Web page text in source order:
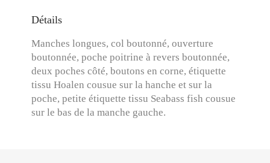
Détails
Manches longues, col boutonné, ouverture
boutonnée, poche poitrine à revers boutonnée,
deux poches côté, boutons en corne, étiquette
tissu Hoalen cousue sur la hanche et sur la
poche, petite étiquette tissu Seabass fish cousue
sur le bas de la manche gauche.